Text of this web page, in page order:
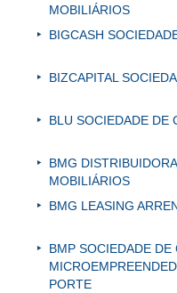
MOBILIÁRIOS
BIGCASH
BIZCAPITAL
BLU SOCIEDADE DE
BMG
MOBILIÁRIOS
BMG LEASING
BMP SOCIEDADE DE
PORTE